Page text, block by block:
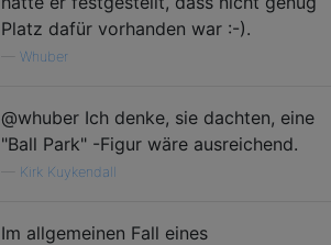
Platz dafür vorhanden war :-).
Whuber
@whuber Ich denke, sie dachten, eine
"Ball Park" -Figur wäre ausreichend.
Kirk Kuykendall
Im allgemeinen Fall eines